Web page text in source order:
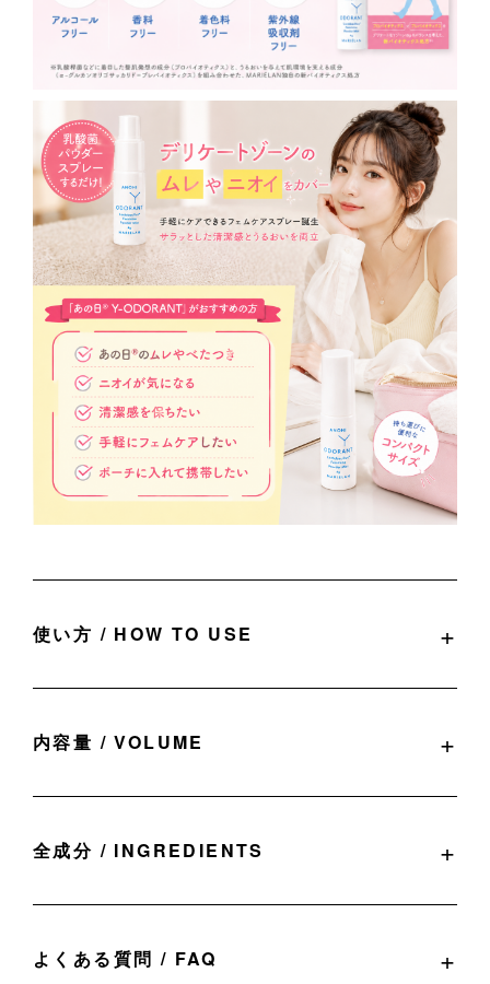
使い方 / HOW TO USE
内容量 / VOLUME
全成分 / INGREDIENTS
よくある質問 / FAQ